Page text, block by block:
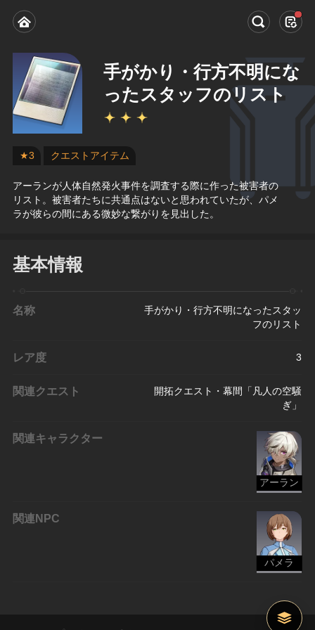
手がかり・行方不明にな
ったスタッフのリスト
★3 クエストアイテム
アーランが人体自然発火事件を調査する際に作った被害者の
リスト。被害者たちに共通点はないと思われていたが、パメ
ラが彼らの間にある微妙な繋がりを見出した。
基本情報
名称
手がかり・行方不明になったスタッ
フのリスト
レア度 3
関連クエスト
開拓クエスト・幕間「凡人の空騒
ぎ」
関連キャラクター
アーラン
関連NPC
パメラ